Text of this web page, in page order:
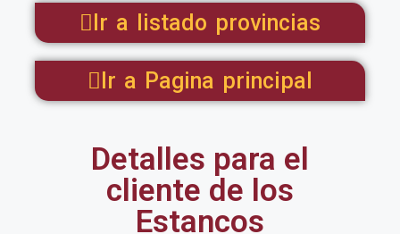
Ir a listado provincias
Ir a Pagina principal
Detalles para el
cliente de los
Estancos